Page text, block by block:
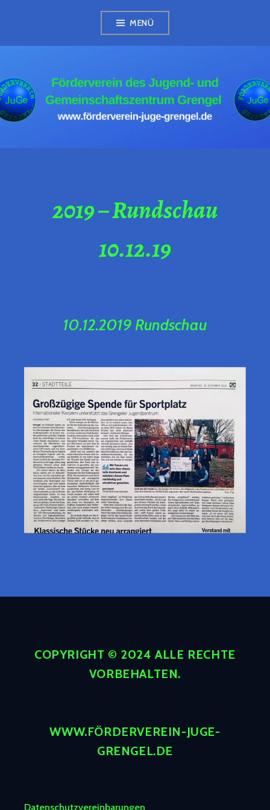
MENÜ
FÖRDERVEREIN
JUGE GRENGEL
2019 – Rundschau
10.12.19
10.12.2019 Rundschau
COPYRIGHT © 2024 ALLE RECHTE
VORBEHALTEN.
WWW.FÖRDERVEREIN-JUGE-
GRENGEL.DE
Datenschutzvereinbarungen